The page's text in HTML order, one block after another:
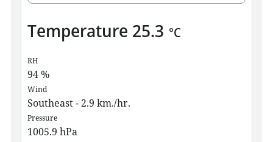
Temperature 25.3 °C
RH
94%
Wind
Southeast - 2.9 km./hr.
Pressure
1005.9hPa